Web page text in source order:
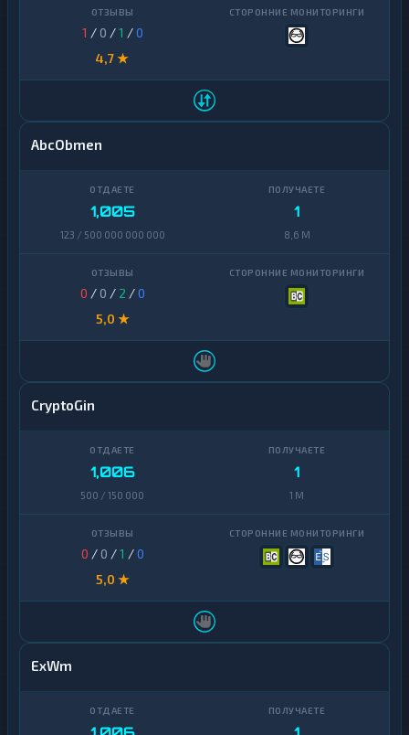
1 / 0 /1 /0
4,7 ★
AbcObmen
1,005
123 / 500 000 000 000
1
8,6 M
0 / 0 / 2 /0
5,0 ★
CryptoGin
1,006
500 / 150 000
1
1 M
0 / 0 /1 /0
5,0 ★
ExWm